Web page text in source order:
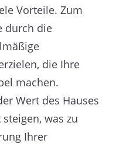
Vorteile. Zum
durch die
die Ihre
machen.
Wert des Hauses
was zu
Ihrer